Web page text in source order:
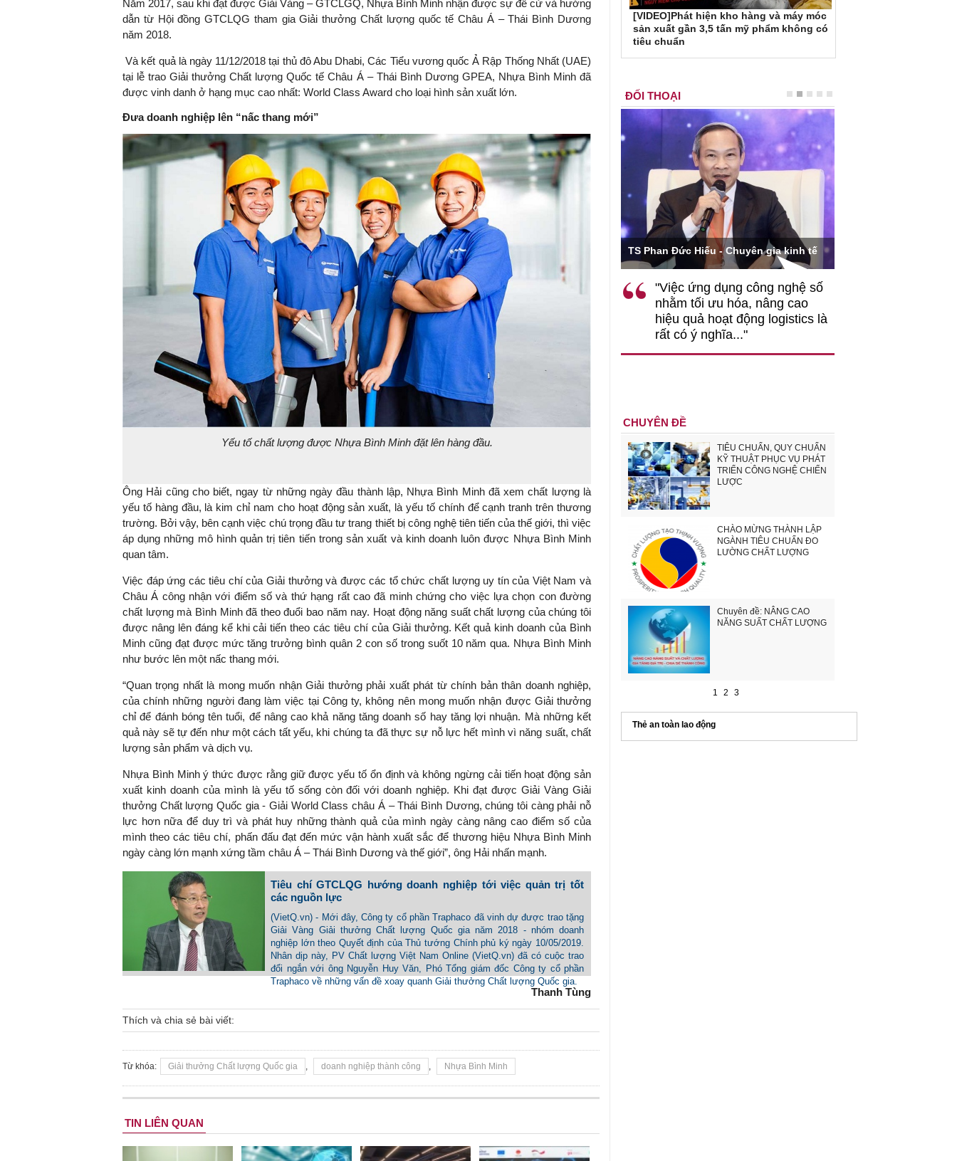
Năm 2017, sau khi đạt được Giải Vàng – GTCLGQ, Nhựa Bình Minh nhận được sự đề cử và hướng
dẫn từ Hội đồng GTCLQG tham gia Giải thưởng Chất lượng quốc tế Châu Á – Thái Bình Dương
năm 2018.
Và kết quả là ngày 11/12/2018 tại thủ đô Abu Dhabi, Các Tiểu vương quốc Ả Rập Thống Nhất (UAE)
tại lễ trao Giải thưởng Chất lượng Quốc tế Châu Á – Thái Bình Dương GPEA, Nhựa Bình Minh đã
được vinh danh ở hạng mục cao nhất: World Class Award cho loại hình sản xuất lớn.
Đưa doanh nghiệp lên “nấc thang mới”
Yếu tố chất lượng được Nhựa Bình Minh đặt lên hàng đầu.
Ông Hải cũng cho biết, ngay từ những ngày đầu thành lập, Nhựa Bình Minh đã xem chất lượng là
yếu tố hàng đầu, là kim chỉ nam cho hoạt động sản xuất, là yếu tố chính để cạnh tranh trên thương
trường. Bởi vậy, bên cạnh việc chú trọng đầu tư trang thiết bị công nghệ tiên tiến của thế giới, thì việc
áp dụng những mô hình quản trị tiên tiến trong sản xuất và kinh doanh luôn được Nhựa Bình Minh
quan tâm.
Việc đáp ứng các tiêu chí của Giải thưởng và được các tổ chức chất lượng uy tín của Việt Nam và
Châu Á công nhận với điểm số và thứ hạng rất cao đã minh chứng cho việc lựa chọn con đường
chất lượng mà Bình Minh đã theo đuổi bao năm nay. Hoạt động năng suất chất lượng của chúng tôi
được nâng lên đáng kể khi cải tiến theo các tiêu chí của Giải thưởng. Kết quả kinh doanh của Bình
Minh cũng đạt được mức tăng trưởng bình quân 2 con số trong suốt 10 năm qua. Nhựa Bình Minh
như bước lên một nấc thang mới.
“Quan trọng nhất là mong muốn nhận Giải thưởng phải xuất phát từ chính bản thân doanh nghiệp,
của chính những người đang làm việc tại Công ty, không nên mong muốn nhận được Giải thưởng
chỉ để đánh bóng tên tuổi, để nâng cao khả năng tăng doanh số hay tăng lợi nhuận. Mà những kết
quả này sẽ tự đến như một cách tất yếu, khi chúng ta đã thực sự nỗ lực hết mình vì năng suất, chất
lượng sản phẩm và dịch vụ.
Nhựa Bình Minh ý thức được rằng giữ được yếu tố ổn định và không ngừng cải tiến hoạt động sản
xuất kinh doanh của mình là yếu tố sống còn đối với doanh nghiệp. Khi đạt được Giải Vàng Giải
thưởng Chất lượng Quốc gia - Giải World Class châu Á – Thái Bình Dương, chúng tôi càng phải nỗ
lực hơn nữa để duy trì và phát huy những thành quả của mình ngày càng nâng cao điểm số của
mình theo các tiêu chí, phấn đấu đạt đến mức vận hành xuất sắc để thương hiệu Nhựa Bình Minh
ngày càng lớn mạnh xứng tầm châu Á – Thái Bình Dương và thế giới”, ông Hải nhấn mạnh.
Tiêu chí GTCLQG hướng doanh nghiệp tới việc quản trị tốt
các nguồn lực
(VietQ.vn) - Mới đây, Công ty cổ phần Traphaco đã vinh dự được trao tặng
Giải Vàng Giải thưởng Chất lượng Quốc gia năm 2018 - nhóm doanh
nghiệp lớn theo Quyết định của Thủ tướng Chính phủ ký ngày 10/05/2019.
Nhân dịp này, PV Chất lượng Việt Nam Online (VietQ.vn) đã có cuộc trao
đổi ngắn với ông Nguyễn Huy Văn, Phó Tổng giám đốc Công ty cổ phần
Traphaco về những vấn đề xoay quanh Giải thưởng Chất lượng Quốc gia.
Thanh Tùng
Thích và chia sẻ bài viết:
Từ khóa: Giải thưởng Chất lượng Quốc gia , doanh nghiệp thành công , Nhựa Bình Minh
TIN LIÊN QUAN
[VIDEO]Phát hiện kho hàng và máy móc
sản xuất gần 3,5 tấn mỹ phẩm không có
tiêu chuẩn
ĐỐI THOẠI
TS. Nguyễn Đức Độ - Phó Viện trưởng
Viện Kinh tế Tài chính
"Có rất nhiều việc phải làm
ngay từ bây giờ và trên thực tế
đang được tiến hành như tăng
đầu tư cho khoa học công
nghệ; ban hành các cơ chế
khuyến khích đổi mới sáng tạo,
khởi nghiệp..."
Việc sử dụng hiệu quả chính
sách tài khóa không chỉ mang ý
nghĩa hỗ trợ ngắn hạn mà còn
đóng vai trò tạo nền tảng cho
tăng trưởng bền vững dài hạn.
TS Phan Đức Hiếu - Chuyên gia kinh tế
"Việc ứng dụng công nghệ số
nhằm tối ưu hóa, nâng cao
hiệu quả hoạt động logistics là
rất có ý nghĩa..."
CHUYÊN ĐỀ
TIÊU CHUẨN, QUY CHUẨN
KỸ THUẬT PHỤC VỤ PHÁT
TRIỂN CÔNG NGHỆ CHIẾN
LƯỢC
CHÀO MỪNG THÀNH LẬP
NGÀNH TIÊU CHUẨN ĐO
LƯỜNG CHẤT LƯỢNG
Chuyên đề: NÂNG CAO
NĂNG SUẤT CHẤT LƯỢNG
1 2 3
Thẻ an toàn lao động